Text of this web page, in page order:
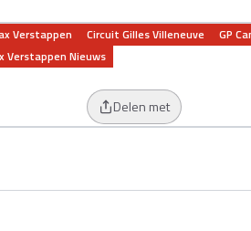
Verstappen Circuit Gilles Villeneuve
GP
Verstappen Nieuws
Delen met